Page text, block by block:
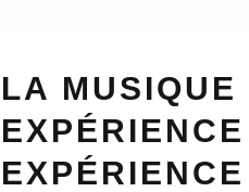
LA MUSIQUE